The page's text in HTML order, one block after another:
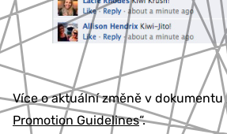
Více o aktuální změně v dokumentu
Promotion Guidelines“.